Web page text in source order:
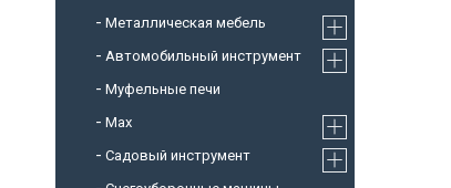
Металлическая мебель
Автомобильный инструмент
Муфельные печи
Max
Садовый инструмент